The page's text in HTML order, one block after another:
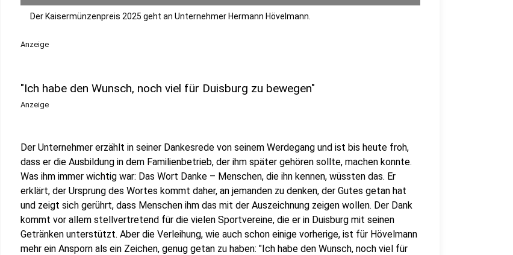
Der Kaisermünzenpreis 2025 geht an Unternehmer Hermann Hövelmann.
Anzeige
"Ich habe den Wunsch, noch viel für Duisburg zu bewegen"
Anzeige
Der Unternehmer erzählt in seiner Dankesrede von seinem Werdegang und ist bis heute froh,
dass er die Ausbildung in dem Familienbetrieb, der ihm später gehören sollte, machen konnte.
Was ihm immer wichtig war: Das Wort Danke – Menschen, die ihn kennen, wüssten das. Er
erklärt, der Ursprung des Wortes kommt daher, an jemanden zu denken, der Gutes getan hat
und zeigt sich gerührt, dass Menschen ihm das mit der Auszeichnung zeigen wollen. Der Dank
kommt vor allem stellvertretend für die vielen Sportvereine, die er in Duisburg mit seinen
Getränken unterstützt. Aber die Verleihung, wie auch schon einige vorherige, ist für Hövelmann
mehr ein Ansporn als ein Zeichen, genug getan zu haben: "Ich habe den Wunsch, noch viel für